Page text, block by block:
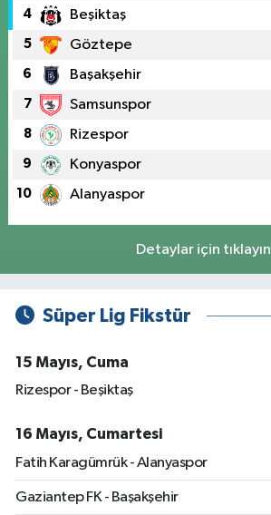
4 Beşiktaş
5 Göztepe
6 Başakşehir
7 Samsunspor
8 Rizespor
9 Konyaspor
10 Alanyaspor
Detaylar için tıklayın
Süper Lig Fikstür
15 Mayıs, Cuma
Rizespor - Beşiktaş
16 Mayıs, Cumartesi
Fatih Karagümrük - Alanyaspor
Gaziantep FK - Başakşehir